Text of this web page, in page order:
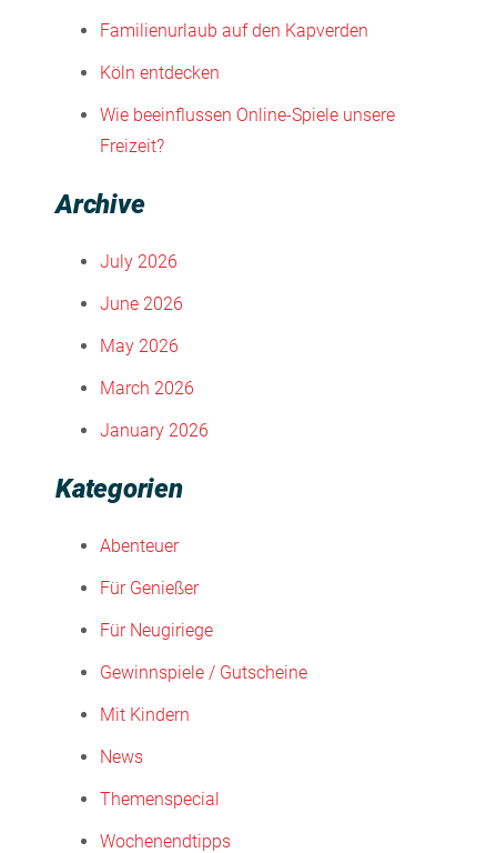
Familienurlaub auf den Kapverden
Köln entdecken
Wie beeinflussen Online-Spiele unsere
Freizeit?
Archive
July 2026
June 2026
May 2026
March 2026
January 2026
Kategorien
Abenteuer
Für Genießer
Für Neugiriege
Gewinnspiele / Gutscheine
Mit Kindern
News
Themenspecial
Wochenendtipps